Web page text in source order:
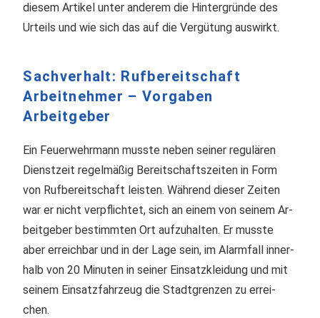
diesem Artikel unter anderem die Hintergründe des
Urteils und wie sich das auf die Vergütung auswirkt.
Sachverhalt: Rufbereitschaft
Arbeitnehmer – Vorgaben
Arbeitgeber
Ein Feuerwehrmann musste neben sei­ner re­gu­lä­ren
Dienst­zeit re­gel­mä­ßig Be­reit­schafts­zei­ten in Form
von Ruf­be­reit­schaft leis­ten. Wäh­rend die­ser Zei­ten
war er nicht ver­pflich­tet, sich an einem von sei­nem Ar­
beit­ge­ber be­stimm­ten Ort auf­zu­hal­ten. Er muss­te
aber er­reich­bar und in der Lage sein, im Alarm­fall in­ner­
halb von 20 Mi­nu­ten in sei­ner Ein­satz­klei­dung und mit
seinem Ein­satz­fahr­zeug die Stadt­gren­zen zu er­rei­
chen.